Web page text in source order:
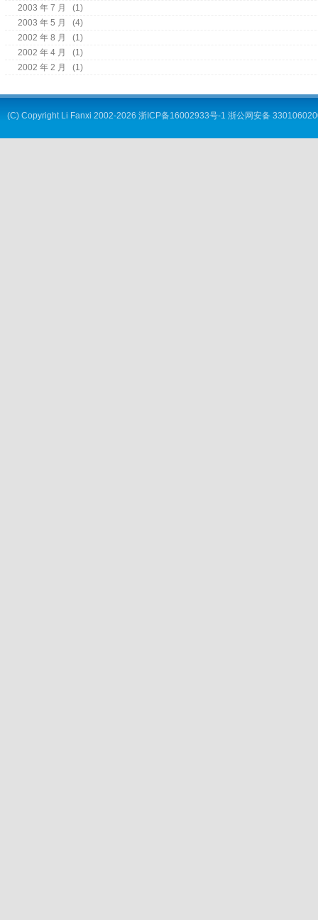
2003 年 7 月
(1)
2003 年 5 月
(4)
2002 年 8 月
(1)
2002 年 4 月
(1)
2002 年 2 月
(1)
(C) Copyright Li Fanxi 2002-2026 浙ICP备16002933号-1 浙公网安备